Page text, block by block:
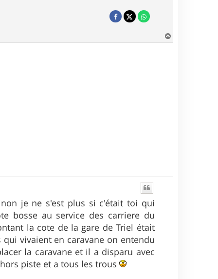
a
je ne s'est plus si c'était toi qui
bosse au service des carriere du
la cote de la gare de Triel était
vivaient en caravane on entendu
la caravane et il a disparu avec
piste et a tous les trous